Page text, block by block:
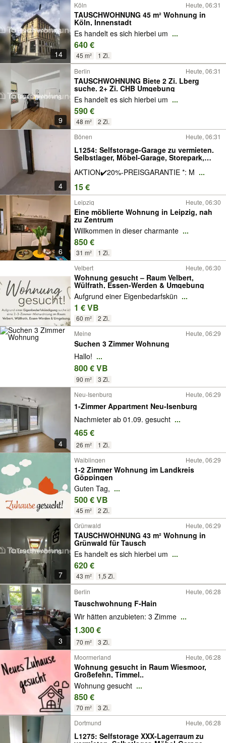
14
Köln Heute, 06:31
TAUSCHWOHNUNG 45 m² Wohnung in
Köln, Innenstadt
Es handelt es sich hierbei um ...
640 €
45 m² 1 Zi.
9
Berlin Heute, 06:31
TAUSCHWOHNUNG Biete 2 Zi. Lberg
suche. 2+ Zi. CHB Umgebung
Es handelt es sich hierbei um ...
590 €
48 m² 2 Zi.
4
Bönen Heute, 06:31
L1254: Selfstorage-Garage zu vermieten.
Selbstlager, Möbel-Garage, Storepark,
Stellplatz-Möbel-Küche, Seecontainer,
Lagerr Lagercontainer, Storebox,
einlagern.
AKTION✔️20%-PREISGARANTIE *: M ...
15 €
6
Leipzig Heute, 06:30
Eine möblierte Wohnung in Leipzig, nah
zu Zentrum
Willkommen in dieser charmante ...
850 €
31 m²
1 Zi.
Velbert
Heute, 06:30
Wohnung gesucht – Raum Velbert,
Wülfrath, Essen-Werden & Umgebung
Aufgrund einer Eigenbedarfskün ...
1 € VB
60 m²
2 Zi.
Meine
Heute, 06:29
Suchen 3 Zimmer Wohnung
Hallo! ...
800 € VB
90 m² 3 Zi.
4
Neu-Isenburg Heute, 06:29
1-Zimmer Appartment Neu-Isenburg
Nachmieter ab 01.09. gesucht ...
465 €
26 m²
1 Zi.
Waiblingen
Heute, 06:29
1-2 Zimmer Wohnung im Landkreis
Göppingen
Guten Tag, ...
500 € VB
45 m² 2 Zi.
7
Grünwald Heute, 06:29
TAUSCHWOHNUNG 43 m² Wohnung in
Grünwald für Tausch
Es handelt es sich hierbei um ...
620 €
43 m² 1,5 Zi.
3
Berlin Heute, 06:28
Tauschwohnung F-Hain
Wir hätten anzubieten: 3 Zimme ...
1.300 €
70 m²
3 Zi.
Moormerland
Heute, 06:28
Wohnung gesucht in Raum Wiesmoor,
Großefehn, Timmel..
Wohnung gesucht ...
850 €
70 m²
3 Zi.
Dortmund
Heute, 06:28
L1275: Selfstorage XXX-Lagerraum zu